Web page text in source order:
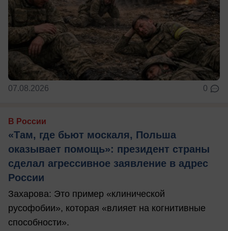
07.08.2026 0
В России
«Там, где бьют москаля, Польша
оказывает помощь»: президент страны
сделал агрессивное заявление в адрес
России
Захарова: Это пример «клинической
русофобии», которая «влияет на когнитивные
способности».